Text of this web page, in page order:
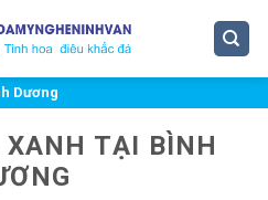
Dương
TẠI BÌNH